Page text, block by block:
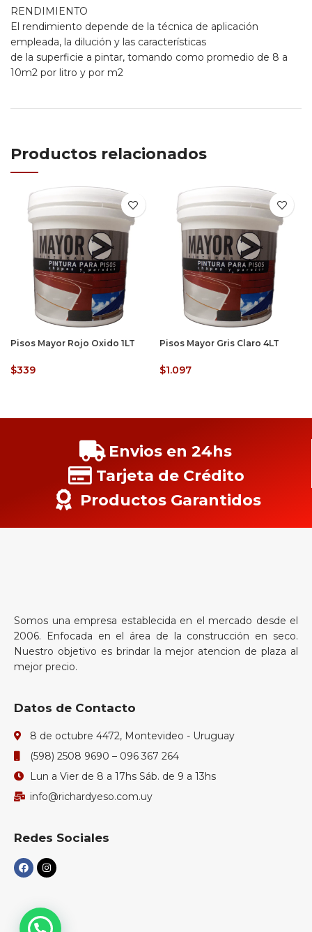
RENDIMIENTO
El rendimiento depende de la técnica de aplicación
empleada, la dilución y las características
de la superficie a pintar, tomando como promedio de 8 a
10m2 por litro y por m2
Productos relacionados
Pisos Mayor Rojo Oxido 1LT
$339
Pisos Mayor Gris Claro 4LT
$1.097
Envios en 24hs
Tarjeta de Crédito
Productos Garantidos
Somos una empresa establecida en el mercado desde el
2006. Enfocada en el área de la construcción en seco.
Nuestro objetivo es brindar la mejor atencion de plaza al
mejor precio.
Datos de Contacto
8 de octubre 4472, Montevideo - Uruguay
(598) 2508 9690 – 096 367 264
Lun a Vier de 8 a 17hs Sáb. de 9 a 13hs
info@richardyeso.com.uy
Redes Sociales